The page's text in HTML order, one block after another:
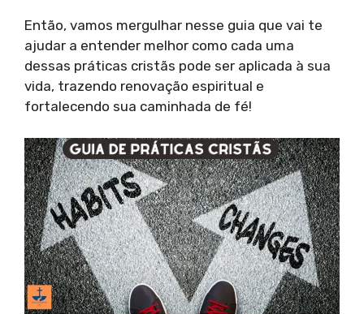
Então, vamos mergulhar nesse guia que vai te
ajudar a entender melhor como cada uma
dessas práticas cristãs pode ser aplicada à sua
vida, trazendo renovação espiritual e
fortalecendo sua caminhada de fé!